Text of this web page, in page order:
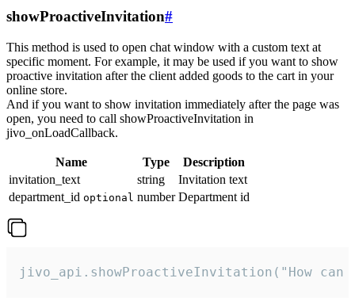
showProactiveInvitation#
This method is used to open chat window with a custom text at
specific moment. For example, it may be used if you want to show
proactive invitation after the client added goods to the cart in your
online store.
And if you want to show invitation immediately after the page was
open, you need to call showProactiveInvitation in
jivo_onLoadCallback.
Name Type
Description
invitation_text
string
Invitation text
department_id optional number Department id
jivo_api.showProactiveInvitation("How